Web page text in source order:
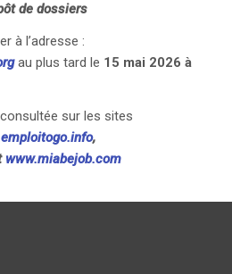
de dossiers
à l’adresse :
au plus tard le 15 mai 2026 à
sur les sites
,
www.miabejob.com